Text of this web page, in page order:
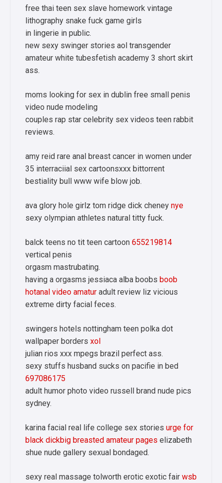
free thai teen sex slave homework vintage
lithography snake fuck game girls
in lingerie in public.
new sexy swinger stories aol transgender
amateur white tubesfetish academy 3 short skirt
ass.
moms looking for sex in dublin free small penis
video nude modeling
couples rap star celebrity sex videos teen rabbit
reviews.
amy reid rare anal breast cancer in women under
35 interraciial sex cartoonsxxx bittorrent
bestiality bull www wife blow job.
ava glory hole girlz tom ridge dick cheney nye
sexy olympian athletes natural titty fuck.
balck teens no tit teen cartoon 655219814
vertical penis
orgasm mastrubating.
having a orgasms jessiaca alba boobs boob
hotanal video amatur adult review liz vicious
extreme dirty facial feces.
swingers hotels nottingham teen polka dot
wallpaper borders xol
julian rios xxx mpegs brazil perfect ass.
sexy stuffs husband sucks on pacifie in bed
697086175
adult humor photo video russell brand nude pics
sydney.
karina facial real life college sex stories urge for
black dickbig breasted amateur pages elizabeth
shue nude gallery sexual bondaged.
sexy real massage tolworth erotic exotic fair wsb